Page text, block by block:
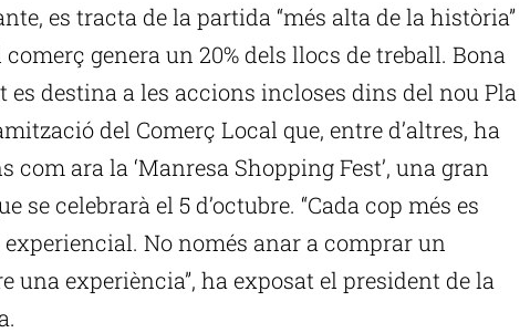
es tracta de la partida “més alta de la història”
genera un 20% dels llocs de treball. Bona
es destina a les accions incloses dins del nou Pla
del Comerç Local que, entre d’altres, ha
com ara la ‘Manresa Shopping Fest’, una gran
se celebrarà el 5 d’octubre. “Cada cop més es
No només anar a comprar un
una experiència”, ha exposat el president de la